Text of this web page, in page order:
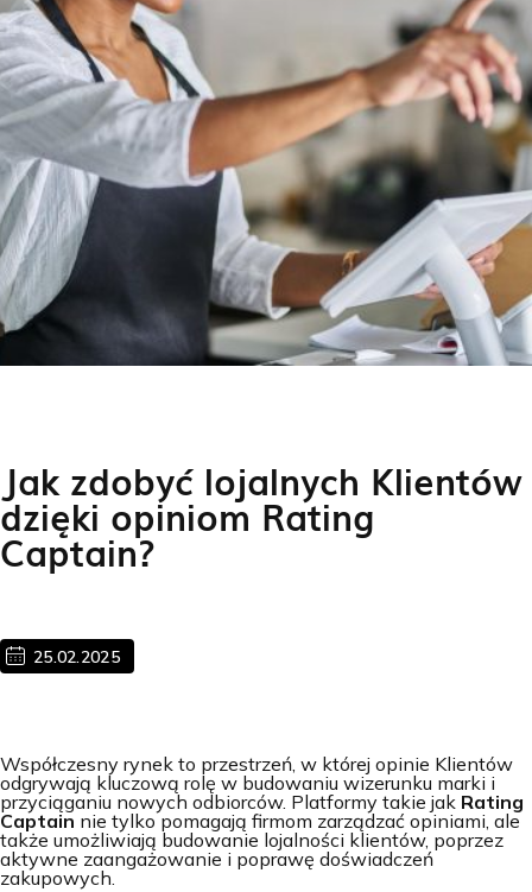
Jak zdobyć lojalnych Klientów
dzięki opiniom Rating
Captain?
25.02.2025
Współczesny rynek to przestrzeń, w której opinie Klientów
odgrywają kluczową rolę w budowaniu wizerunku marki i
przyciąganiu nowych odbiorców. Platformy takie jak Rating
Captain nie tylko pomagają firmom zarządzać opiniami, ale
także umożliwiają budowanie lojalności klientów, poprzez
aktywne zaangażowanie i poprawę doświadczeń
zakupowych.